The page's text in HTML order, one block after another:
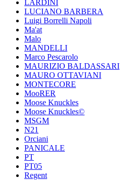
LARDINI
LUCIANO BARBERA
Luigi Borrelli Napoli
Ma'at
Malo
MANDELLI
Marco Pescarolo
MAURIZIO BALDASSARI
MAURO OTTAVIANI
MONTECORE
MooRER
Moose Knuckles
Moose Knuckles©️
MSGM
N21
Orciani
PANICALE
PT
PT05
Regent